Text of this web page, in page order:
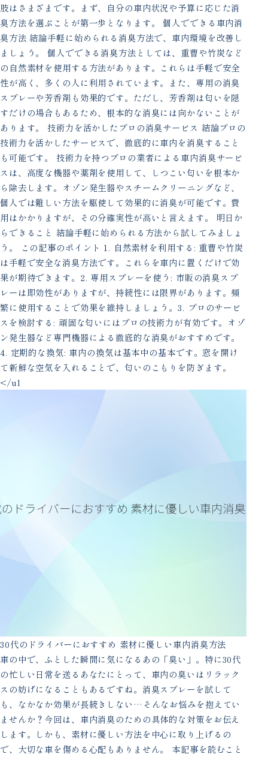
肢はさまざまです。まず、自分の車内状況や予算に応じた消
臭方法を選ぶことが第一歩となります。 個人でできる車内消
臭方法 結論手軽に始められる消臭方法で、車内環境を改善し
ましょう。 個人でできる消臭方法としては、重曹や竹炭など
の自然素材を使用する方法があります。これらは手軽で安全
性が高く、多くの人に利用されています。また、専用の消臭
スプレーや芳香剤も効果的です。ただし、芳香剤は匂いを隠
すだけの場合もあるため、根本的な消臭には向かないことが
あります。 技術力を活かしたプロの消臭サービス 結論プロの
技術力を活かしたサービスで、徹底的に車内を消臭すること
も可能です。 技術力を持つプロの業者による車内消臭サービ
スは、高度な機器や薬剤を使用して、しつこい匂いを根本か
ら除去します。オゾン発生器やスチームクリーニングなど、
個人では難しい方法を駆使して効果的に消臭が可能です。費
用はかかりますが、その分確実性が高いと言えます。 明日か
らできること 結論手軽に始められる方法から試してみましょ
う。 この記事のポイント 1. 自然素材を利用する: 重曹や竹炭
は手軽で安全な消臭方法です。これらを車内に置くだけで効
果が期待できます。2. 専用スプレーを使う: 市販の消臭スプ
レーは即効性がありますが、持続性には限界があります。頻
繁に使用することで効果を維持しましょう。3. プロのサービ
スを検討する: 頑固な匂いにはプロの技術力が有効です。オゾ
ン発生器など専門機器による徹底的な消臭がおすすめです。
4. 定期的な換気: 車内の換気は基本中の基本です。窓を開け
て新鮮な空気を入れることで、匂いのこもりを防ぎます。
</ul
30代のドライバーにおすすめ 素材に優しい車内消臭方法
車の中で、ふとした瞬間に気になるあの「臭い」。特に30代
の忙しい日常を送るあなたにとって、車内の臭いはリラック
スの妨げになることもあるですね。消臭スプレーを試して
も、なかなか効果が長続きしない…そんなお悩みを抱えてい
ませんか？今回は、車内消臭のための具体的な対策をお伝え
します。しかも、素材に優しい方法を中心に取り上げるの
で、大切な車を傷める心配もありません。 本記事を読むこと